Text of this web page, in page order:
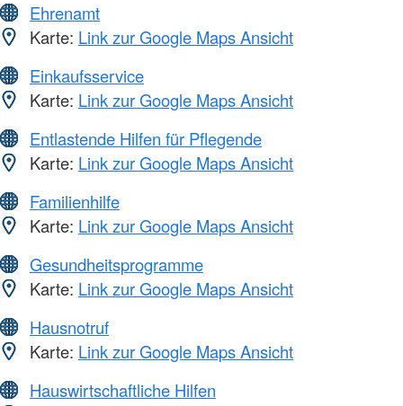
Ehrenamt
Karte: Link zur Google Maps Ansicht
Einkaufsservice
Karte: Link zur Google Maps Ansicht
Entlastende Hilfen für Pflegende
Karte: Link zur Google Maps Ansicht
Familienhilfe
Karte: Link zur Google Maps Ansicht
Gesundheitsprogramme
Karte: Link zur Google Maps Ansicht
Hausnotruf
Karte: Link zur Google Maps Ansicht
Hauswirtschaftliche Hilfen